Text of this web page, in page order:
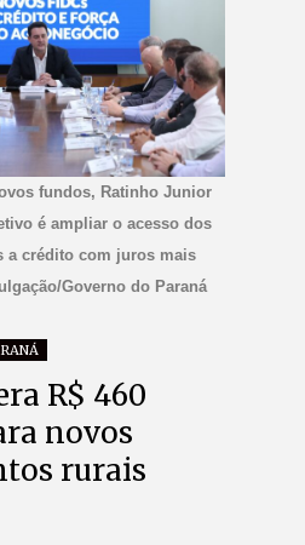
fundos, Ratinho Junior
é ampliar o acesso dos
a crédito com juros mais
Governo do Paraná
R$ 460
novos
rurais